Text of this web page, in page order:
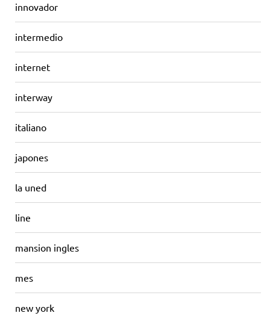
innovador
intermedio
internet
interway
italiano
japones
la uned
line
mansion ingles
mes
new york